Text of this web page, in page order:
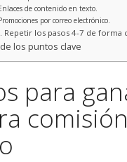
de contenido en texto.
por correo electrónico.
Repetir los pasos 4-7 de forma
los puntos clave
para